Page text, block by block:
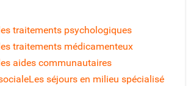
traitements psychologiques
traitements médicamenteux
aides communautaires
Les séjours en milieu spécialisé